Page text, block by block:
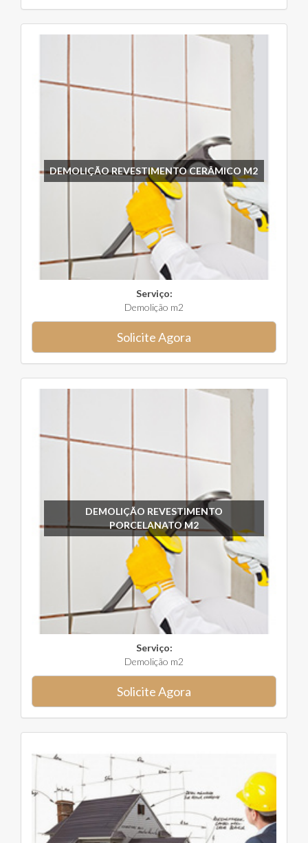
DEMOLIÇÃO REVESTIMENTO CERÂMICO M2
Serviço:
Demolição m2
Solicite Agora
DEMOLIÇÃO REVESTIMENTO
PORCELANATO M2
Serviço:
Demolição m2
Solicite Agora